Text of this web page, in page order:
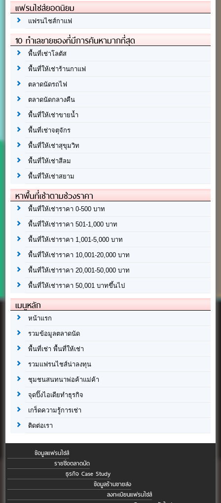
แฟรนไชส์ยอดนิยม
แฟรนไชส์กาแฟ
10 ทำเลขายของที่มีการค้นหามากที่สุด
พื้นที่เช่าโลตัส
พื้นที่ให้เช่าร้านกาแฟ
ตลาดนัดรถไฟ
ตลาดนัดกลางคืน
พื้นที่ให้เช่าขายน้ำ
พื้นที่เช่าจตุจักร
พื้นที่ให้เช่าสุขุมวิท
พื้นที่ให้เช่าสีลม
พื้นที่ให้เช่าสยาม
หาพื้นที่เช่าตามช่วงราคา
พื้นที่ให้เช่าราคา 0-500 บาท
พื้นที่ให้เช่าราคา 501-1,000 บาท
พื้นที่ให้เช่าราคา 1,001-5,000 บาท
พื้นที่ให้เช่าราคา 10,001-20,000 บาท
พื้นที่ให้เช่าราคา 20,001-50,000 บาท
พื้นที่ให้เช่าราคา 50,001 บาทขึ้นไป
เมนูหลัก
หน้าแรก
รวมข้อมูลตลาดนัด
พื้นที่เช่า พื้นที่ให้เช่า
รวมแฟรนไชส์น่าลงทุน
ชุมชนสนทนาพ่อค้าแม่ค้า
จุดปิ๊งไอเดียทำธุรกิจ
เกร็ดความรู้การเช่า
ติดต่อเรา
ข้อมูลแฟรนไชส์
รายชื่อตลาดนัด
ธุรกิจ Case Study
ข้อมูลร้านขายส่ง
ลงทะเบียนแฟรนไชส์